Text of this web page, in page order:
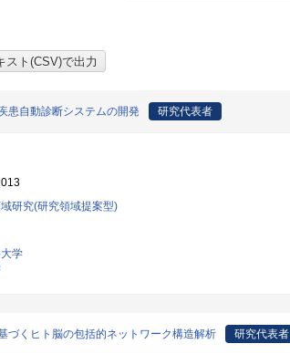
患自動診断システムの開発 研究代表者
研究(研究領域提案型)
学
づくヒト脳の包括的ネットワーク構造解析 研究代表者